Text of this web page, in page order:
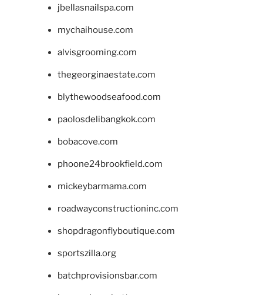
jbellasnailspa.com
mychaihouse.com
alvisgrooming.com
thegeorginaestate.com
blythewoodseafood.com
paolosdelibangkok.com
bobacove.com
phoone24brookfield.com
mickeybarmama.com
roadwayconstructioninc.com
shopdragonflyboutique.com
sportszilla.org
batchprovisionsbar.com